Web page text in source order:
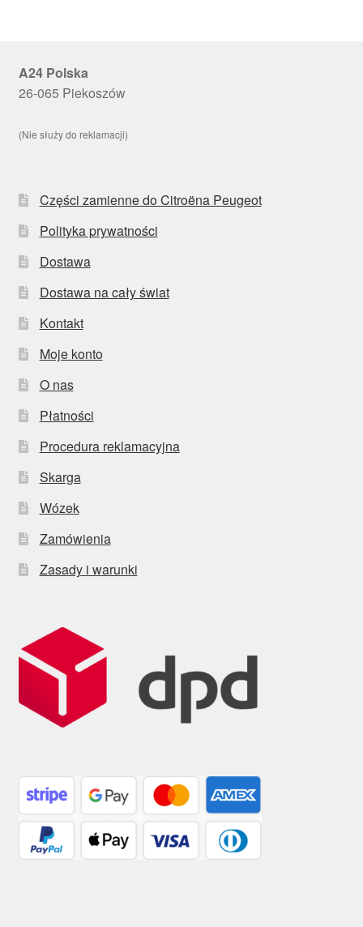
A24 Polska
26-065 Piekoszów
(Nie służy do reklamacji)
Części zamienne do Citroëna Peugeot
Polityka prywatności
Dostawa
Dostawa na cały świat
Kontakt
Moje konto
O nas
Płatności
Procedura reklamacyjna
Skarga
Wózek
Zamówienia
Zasady i warunki